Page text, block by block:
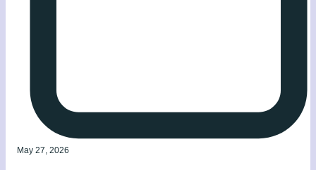
May 27, 2026